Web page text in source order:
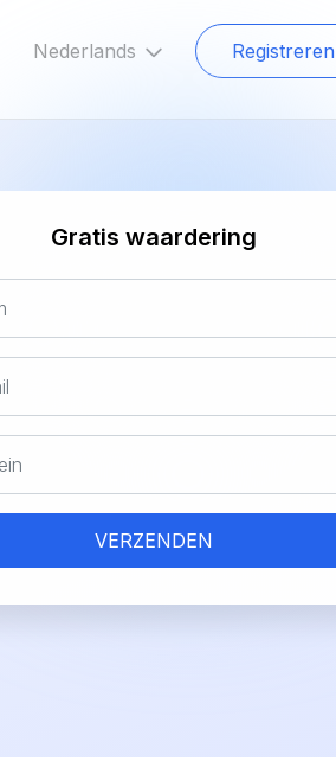
Registreren
Nederlands
Gratis waardering
VERZENDEN